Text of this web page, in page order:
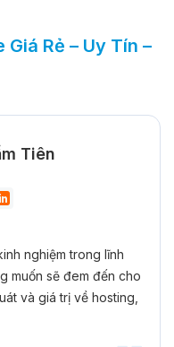
Rẻ – Uy Tín –
Tiên
nghiệm trong lĩnh
muốn sẽ đem đến cho
và giá trị về hosting,